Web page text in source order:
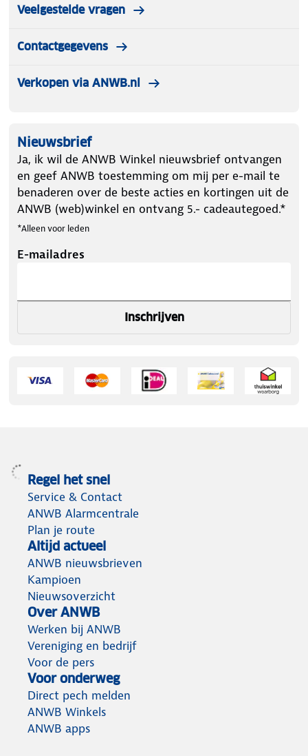
Veelgestelde vragen
Contactgegevens
Verkopen via ANWB.nl
Nieuwsbrief
Ja, ik wil de ANWB Winkel nieuwsbrief ontvangen
en geef ANWB toestemming om mij per e-mail te
benaderen over de beste acties en kortingen uit de
ANWB (web)winkel en ontvang 5.- cadeautegoed.*
*Alleen voor leden
E-mailadres
Inschrijven
Regel het snel
Service & Contact
ANWB Alarmcentrale
Plan je route
Altijd actueel
ANWB nieuwsbrieven
Kampioen
Nieuwsoverzicht
Over ANWB
Werken bij ANWB
Vereniging en bedrijf
Voor de pers
Voor onderweg
Direct pech melden
ANWB Winkels
ANWB apps